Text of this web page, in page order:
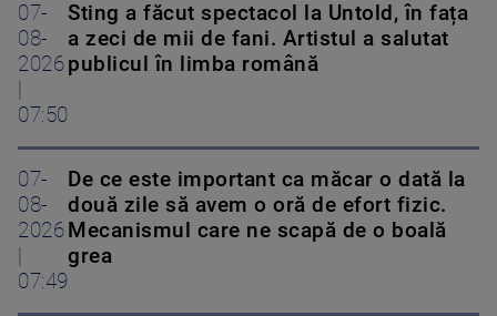
07-
08-
2026
07:50
Sting a făcut spectacol la Untold, în fața
a zeci de mii de fani. Artistul a salutat
publicul în limba română
07-
08-
2026
07:49
De ce este important ca măcar o dată la
două zile să avem o oră de efort fizic.
Mecanismul care ne scapă de o boală
grea